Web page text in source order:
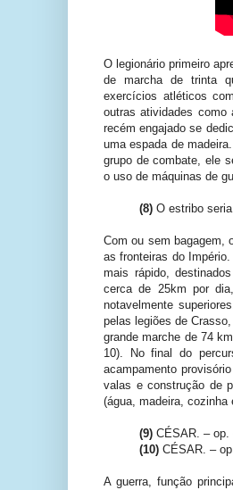
O legionário primeiro
de marcha de trinta
exercícios atléticos
outras atividades como
recém engajado se
uma espada de
grupo de combate, ele
o uso de máquinas de
(8) O estribo
Com ou sem bagagem,
as fronteiras do
mais rápido,
cerca de 25km por
notavelmente
pelas legiões de
grande marche de 74
10). No final do
acampamento
valas e construção de
(água, madeira,
(9) CÉSAR. – op.
(10) CÉSAR. –
A guerra, função